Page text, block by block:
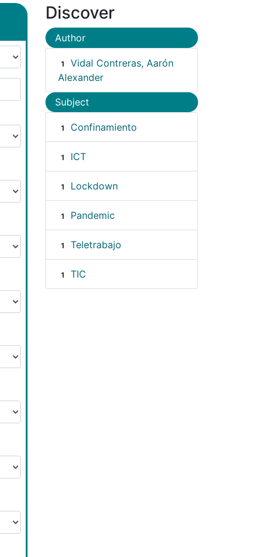
Discover
Author
1
Vidal Contreras, Aarón
Alexander
Subject
1 Confinamiento
1 ICT
1 Lockdown
1 Pandemic
1 Teletrabajo
1 TIC